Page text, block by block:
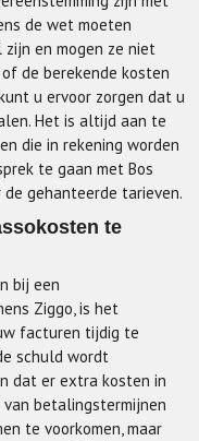
de wet moeten
en mogen ze niet
de berekende kosten
u ervoor zorgen dat u
Het is altijd aan te
die in rekening worden
te gaan met Bos
gehanteerde tarieven.
te
bij een
Ziggo, is het
facturen tijdig te
schuld wordt
dat er extra kosten in
betalingstermijnen
te voorkomen, maar